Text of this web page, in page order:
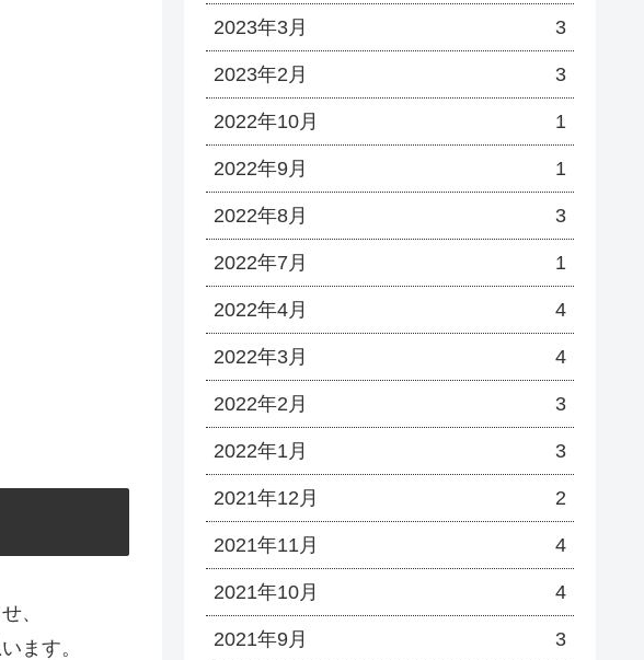
、
ます。
2023年3月 3
2023年2月 3
2022年10月 1
2022年9月 1
2022年8月 3
2022年7月 1
2022年4月 4
2022年3月 4
2022年2月 3
2022年1月 3
2021年12月 2
2021年11月 4
2021年10月 4
2021年9月 3